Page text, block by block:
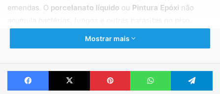
emendas. O porcelanato líquido ou Pintura Epóxi não
lanchonetes, clínicas de saúde, beleza e estética, alas de
hospitais e centro cirúrgicos.
Mostrar mais
Facebook X Pinterest WhatsApp